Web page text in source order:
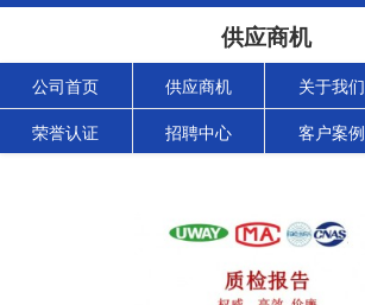
供应商机
公司首页 供应商机 关于我们
荣誉认证 招聘中心 客户案例